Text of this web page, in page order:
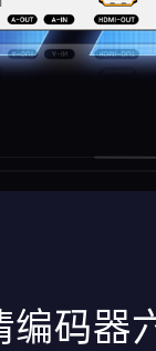
编码器